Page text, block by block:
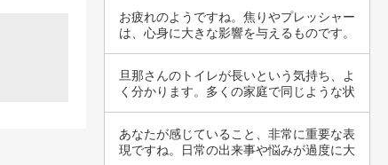
お疲れのようですね。焦りやプレッシャー
は、心身に大きな影響を与えるものです。
旦那さんのトイレが長いという気持ち、よ
く分かります。多くの家庭で同じような状
あなたが感じていること、非常に重要な表
現ですね。日常の出来事や悩みが過度に大